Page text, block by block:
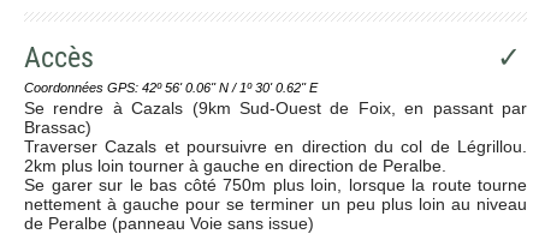
Accès ✓
Coordonnées GPS: 42º 56' 0.06'' N / 1º 30' 0.62'' E
Se rendre à Cazals (9km Sud-Ouest de Foix, en passant par
Brassac)
Traverser Cazals et poursuivre en direction du col de Légrillou.
2km plus loin tourner à gauche en direction de Peralbe.
Se garer sur le bas côté 750m plus loin, lorsque la route tourne
nettement à gauche pour se terminer un peu plus loin au niveau
de Peralbe (panneau Voie sans issue)